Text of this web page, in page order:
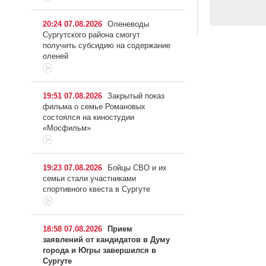
20:24 07.08.2026 Оленеводы
Сургутского района смогут
получить субсидию на содержание
оленей
19:51 07.08.2026 Закрытый показ
фильма о семье Романовых
состоялся на киностудии
«Мосфильм»
19:23 07.08.2026
Бойцы СВО и их
семьи стали участниками
спортивного квеста в Сургуте
18:58 07.08.2026
Прием
заявлений от кандидатов в Думу
города и Югры завершился в
Сургуте